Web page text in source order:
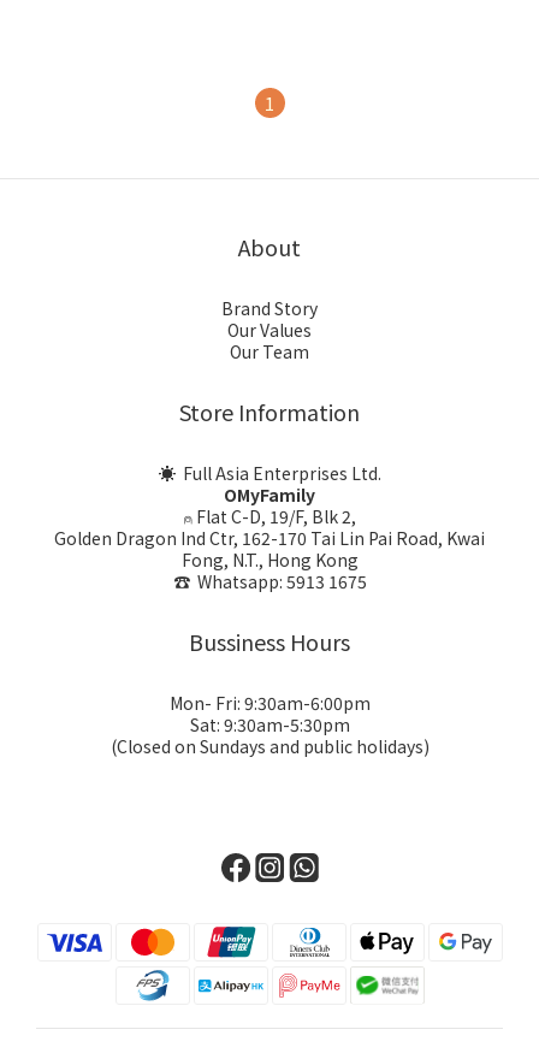
1
About
Brand Story
Our Values
Our Team
Store Information
☀ Full Asia Enterprises Ltd.
OMyFamily
⍝ Flat C-D, 19/F, Blk 2,
Golden Dragon Ind Ctr, 162-170 Tai Lin Pai Road, Kwai
Fong, N.T., Hong Kong
☎ Whatsapp: 5913 1675
Bussiness Hours
Mon- Fri: 9:30am-6:00pm
Sat: 9:30am-5:30pm
(Closed on Sundays and public holidays)